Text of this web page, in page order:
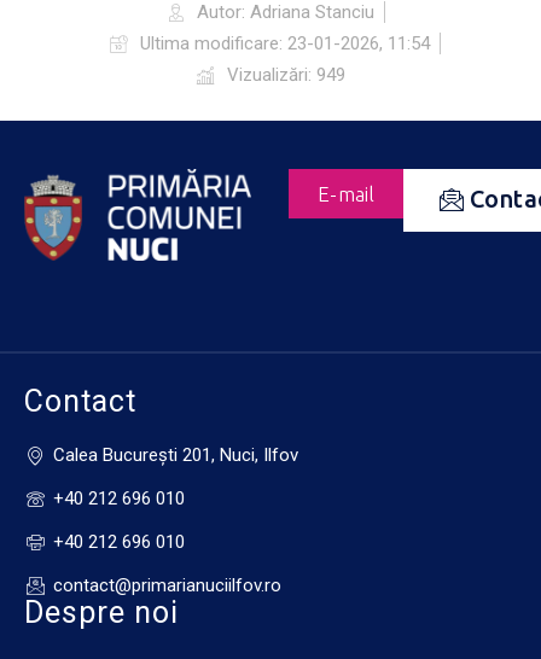
Autor: Adriana Stanciu
Ultima modificare: 23-01-2026, 11:54
Vizualizări: 949
E-mail
Contact
Calea Bucureşti 201, Nuci, Ilfov
+40 212 696 010
+40 212 696 010
contact@primarianuciilfov.ro
Despre noi